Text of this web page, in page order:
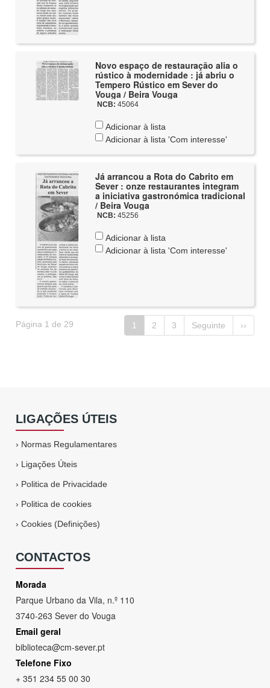
Novo espaço de restauração alia o
rústico à modernidade : já abriu o
Tempero Rústico em Sever do
Vouga / Beira Vouga
NCB: 45064
Adicionar à lista
Adicionar à lista 'Com interesse'
Já arrancou a Rota do Cabrito em
Sever : onze restaurantes integram
a iniciativa gastronómica tradicional
/ Beira Vouga
NCB: 45256
Adicionar à lista
Adicionar à lista 'Com interesse'
Página 1 de 29 1 2 3 Seguinte ››
LIGAÇÕES ÚTEIS
› Normas Regulamentares
› Ligações Úteis
› Politica de Privacidade
› Politica de cookies
›Cookies (Definições)
CONTACTOS
Morada
Parque Urbano da Vila, n.º 110
3740-263 Sever do Vouga
Email geral
biblioteca@cm-sever.pt
Telefone Fixo
+ 351 234 55 00 30